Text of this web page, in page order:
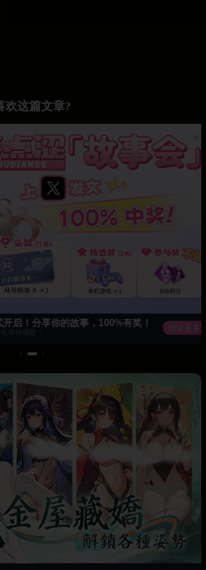
欢这篇文章?
启！分享你的故事，100%有奖！ 阅读更多